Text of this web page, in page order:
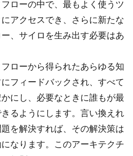
ローの中で、最もよく使うツ
アクセスでき、さらに新たな
、サイロを生み出す必要はあ
ローから得られたあらゆる知
フィードバックされ、すべて
にし、必要なときに誰もが最
るようにします。言い換えれ
を解決すれば、その解決策は
なります。このアーキテクチ